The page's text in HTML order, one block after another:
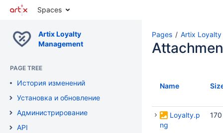
Spaces
Artix Loyalty
Management
PAGE TREE
История изменений
Установка и обновление
Администрирование
API
Pages Artix Loyalty
Name
Loyalty.p
ng